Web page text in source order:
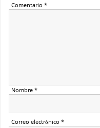
Comentario*
Nombre*
Correo electrónico*